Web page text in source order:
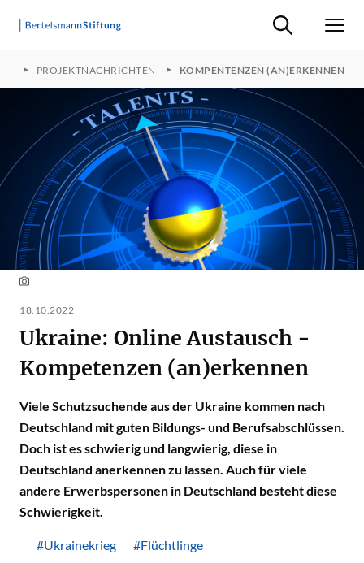
Suche ein-/
PROJEKTNACHRICHTEN KOMPENTENZEN (AN)ERKENNEN
18.10.2022
Ukraine: Online Austausch -
Kompetenzen (an)erkennen
Viele Schutzsuchende aus der Ukraine kommen nach
Deutschland mit guten Bildungs- und Berufsabschlüssen.
Doch ist es schwierig und langwierig, diese in
Deutschland anerkennen zu lassen. Auch für viele
andere Erwerbspersonen in Deutschland besteht diese
Schwierigkeit.
#Ukrainekrieg #Flüchtlinge